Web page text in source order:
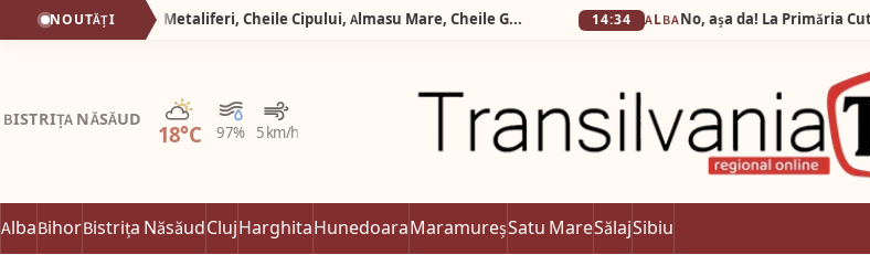
NOUTĂȚI Silva Logistic Services. Munții Metaliferi, Cheile Cipului, Almasu Mare, Cheile Glodului,un colț de paradis unde asfințitul care îmbracă stâncile în nuanțe de chihlimbar și clipocitul apei creează o stare de dor. 14:34 ALBA No, așa da! La Primăria Cut sunt 10
BISTRIȚA NĂSĂUD
18°C 97% 5 km/h
Parțial noros
AlbaBihorBistrița NăsăudClujHarghitaHunedoaraMaramureșSatu MareSălajSibiu